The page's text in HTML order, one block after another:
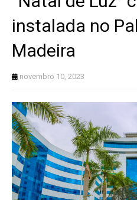
instalada no
Madeira
novembro 10, 2023